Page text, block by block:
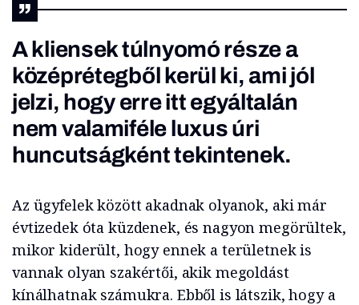
A kliensek túlnyomó része a
középrétegből kerül ki, ami jól
jelzi, hogy erre itt egyáltalán
nem valamiféle luxus úri
huncutságként tekintenek.
Az ügyfelek között akadnak olyanok, aki már
évtizedek óta küzdenek, és nagyon megörültek,
mikor kiderült, hogy ennek a területnek is
vannak olyan szakértői, akik megoldást
kínálhatnak számukra. Ebből is látszik, hogy a